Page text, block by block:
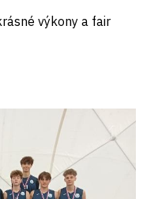
výkony a fair